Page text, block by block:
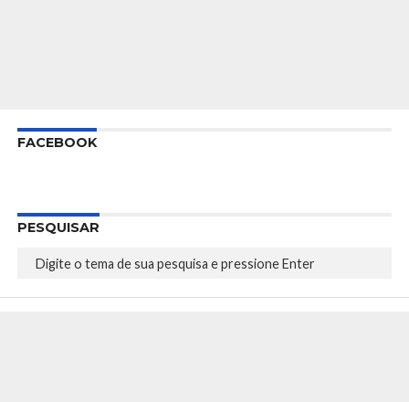
FACEBOOK
PESQUISAR